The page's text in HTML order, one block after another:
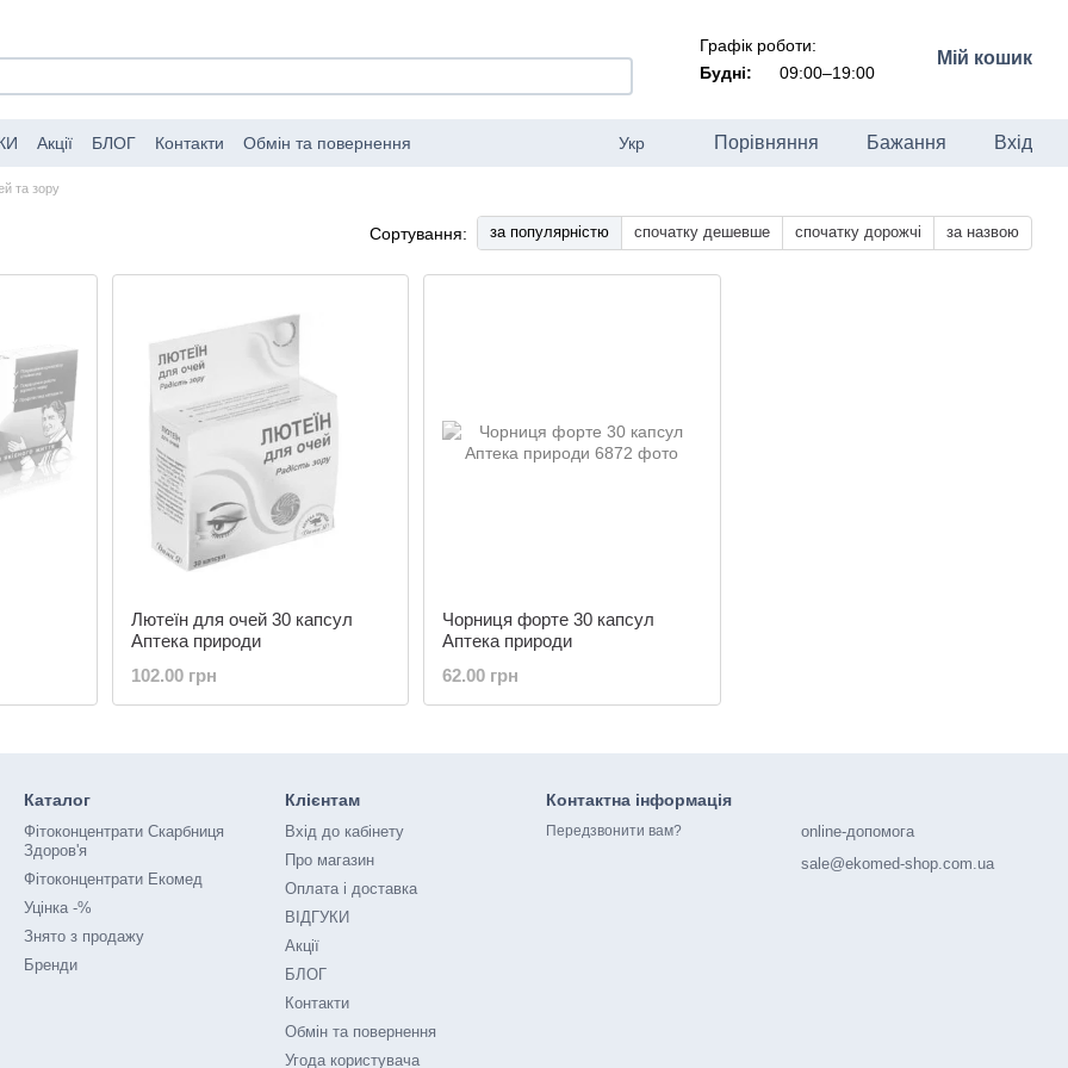
Графік роботи:
Будні:
09:00–19:00
Мій кошик
Акції БЛОГ Контакти
Обмін та повернення
Укр Порівняння Бажання Вхід
та зору
Сортування: за популярністю спочатку дешевше спочатку дорожчі за назвою
Лютеїн для очей 30 капсул
Аптека природи
102.00 грн
Чорниця форте 30 капсул
Аптека природи
62.00 грн
Каталог
Фітоконцентрати Скарбниця
Здоров'я
Фітоконцентрати Екомед
Уцінка -%
Знято з продажу
Бренди
Клієнтам
Вхід до кабінету
Про магазин
Оплата і доставка
ВІДГУКИ
Акції
БЛОГ
Контакти
Обмін та повернення
Угода користувача
Контактна інформація
Передзвонити вам?
online-допомога
sale@ekomed-shop.com.ua